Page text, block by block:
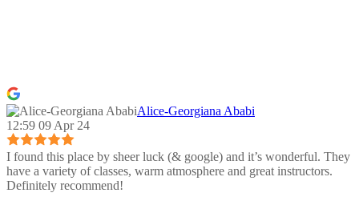
Alice-Georgiana Ababi
12:59 09 Apr 24
I found this place by sheer luck (& google) and it’s wonderful. They
have a variety of classes, warm atmosphere and great instructors.
Definitely recommend!